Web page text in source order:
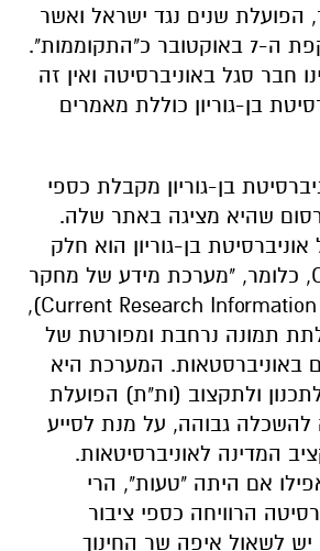
הפועלת שנים נגד ישראל ואשר
הצדיקה את מתקפת ה-7 באוקטובר כ"התקוממות".
חבר סגל באוניברסיטה ואין זה
בן-גוריון כוללת מאמרים
בן-גוריון מקבלת כספי
שהיא מציגה באתר שלה.
בן-גוריון הוא חלק
, כלומר, "מערכת מידע של מחקר
Current Research Information
),
תמונה נרחבת ומפורטת של
באוניברסטאות. המערכת היא
ולתקצוב (ות"ת) הפועלת
גבוהה, על מנת לסייע
המדינה לאוניברסיטאות.
אם היתה "טעות", הרי
הרוויחה כספי ציבור
לשאול איפה שר החינוך